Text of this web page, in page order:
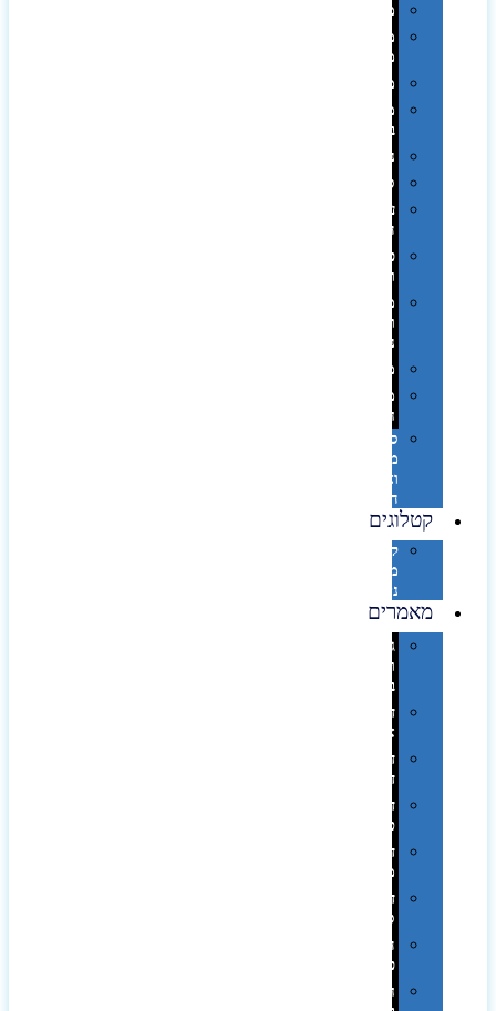
מחברות
מחזיקי
מפתחות
משחקים
מתנה
בפחית
נסיעות
ספורט
על
השולחן…
פינוק
וספא
מזוודות
ותיקי
נסיעות
מטריות
מוצרי
חוף
סביבת
מחשב
וציוד
היקפי
קטלוגים
קטלוג
מוצרי
נייר
מאמרים
גימורים
והשבחות
בדפוס
דפוס
אופסט
דפוס
דיגיטלי
דפוס
טמפון
דפוס
משי
דפוס
סובלימציה
הדפס
פרוצס
חריטה